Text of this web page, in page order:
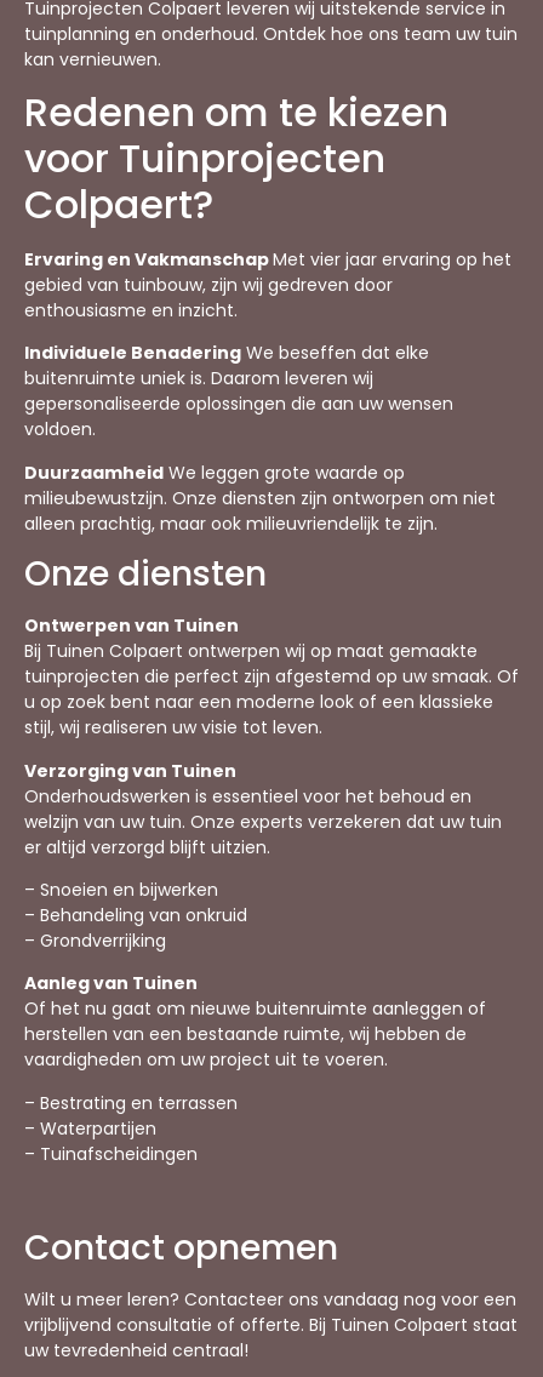
Tuinprojecten Colpaert leveren wij uitstekende service in
tuinplanning en onderhoud. Ontdek hoe ons team uw tuin
kan vernieuwen.
Redenen om te kiezen
voor Tuinprojecten
Colpaert?
Ervaring en VakmanschapMet vier jaar ervaring op het
gebied van tuinbouw, zijn wij gedreven door
enthousiasme en inzicht.
Individuele Benadering We beseffen dat elke
buitenruimte uniek is. Daarom leveren wij
gepersonaliseerde oplossingen die aan uw wensen
voldoen.
Duurzaamheid We leggen grote waarde op
milieubewustzijn. Onze diensten zijn ontworpen om niet
alleen prachtig, maar ook milieuvriendelijk te zijn.
Onze diensten
Ontwerpen van Tuinen
Bij Tuinen Colpaert ontwerpen wij op maat gemaakte
tuinprojecten die perfect zijn afgestemd op uw smaak. Of
u op zoek bent naar een moderne look of een klassieke
stijl, wij realiseren uw visie tot leven.
Verzorging van Tuinen
Onderhoudswerken is essentieel voor het behoud en
welzijn van uw tuin. Onze experts verzekeren dat uw tuin
er altijd verzorgd blijft uitzien.
– Snoeien en bijwerken
– Behandeling van onkruid
– Grondverrijking
Aanleg van Tuinen
Of het nu gaat om nieuwe buitenruimte aanleggen of
herstellen van een bestaande ruimte, wij hebben de
vaardigheden om uw project uit te voeren.
– Bestrating en terrassen
– Waterpartijen
– Tuinafscheidingen
Contact opnemen
Wilt u meer leren? Contacteer ons vandaag nog voor een
vrijblijvend consultatie of offerte. Bij Tuinen Colpaert staat
uw tevredenheid centraal!